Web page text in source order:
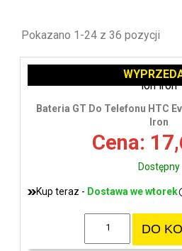
Pokazano 1-24 z 36 pozycji
Bateria GT Do Telefonu HTC
Iron
Cena:
Dostępny
Kup teraz - Dostawa we wtorek
DO